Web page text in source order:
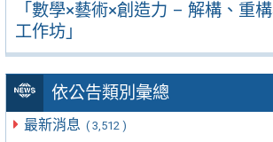
「數學×藝術×創造力 – 解構、重
工作坊」
依公告類別彙總
最新消息 ( 3,512 )